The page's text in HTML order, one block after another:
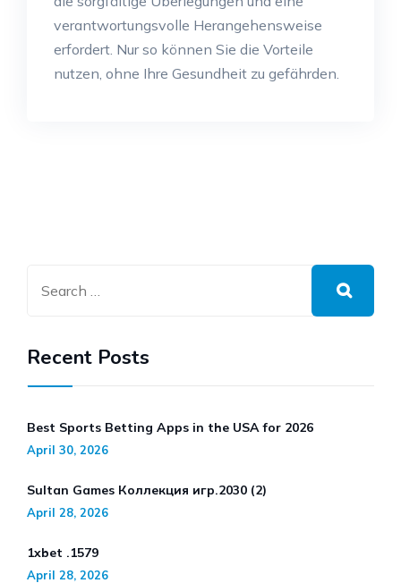
verantwortungsvolle Herangehensweise
erfordert. Nur so können Sie die Vorteile
nutzen, ohne Ihre Gesundheit zu gefährden.
Recent Posts
Best Sports Betting Apps in the USA for 2026
April 30, 2026
Sultan Games Коллекция игр.2030 (2)
April 28, 2026
1xbet .1579
April 28, 2026